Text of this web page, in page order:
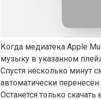
Когда медиатека Apple
музыку в указанном
Спустя несколько минут
автоматически перенесён
Останется только